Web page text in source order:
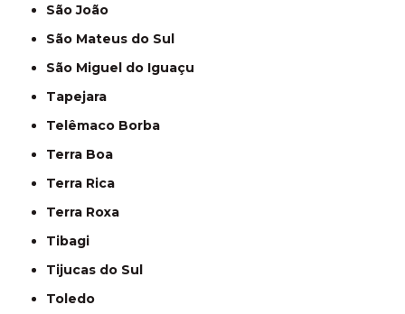
São João
São Mateus do Sul
São Miguel do Iguaçu
Tapejara
Telêmaco Borba
Terra Boa
Terra Rica
Terra Roxa
Tibagi
Tijucas do Sul
Toledo